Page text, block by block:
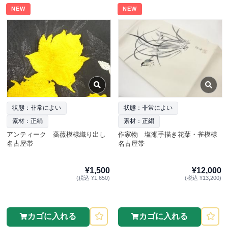
NEW
状態：非常によい
素材：正絹
アンティーク 薔薇模様織り出し
名古屋帯
¥1,500
(税込 ¥1,650)
カゴに入れる
NEW
状態：非常によい
素材：正絹
作家物 塩瀬手描き花葉・雀模様
名古屋帯
¥12,000
(税込 ¥13,200)
カゴに入れる